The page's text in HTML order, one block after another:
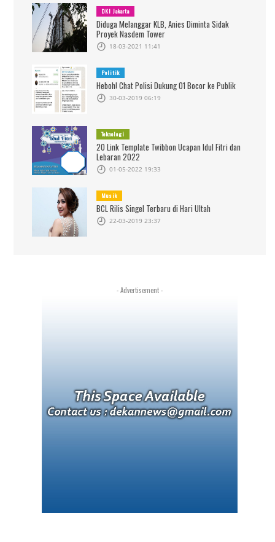
DKI Jakarta
Diduga Melanggar KLB, Anies Diminta Sidak
Proyek Nasdem Tower
18-03-2021 11:41
Politik
Heboh! Chat Polisi Dukung 01 Bocor ke Publik
30-03-2019 06:19
Teknologi
20 Link Template Twibbon Ucapan Idul Fitri dan
Lebaran 2022
01-05-2022 19:33
Musik
BCL Rilis Singel Terbaru di Hari Ultah
22-03-2019 23:37
- Advertisement -